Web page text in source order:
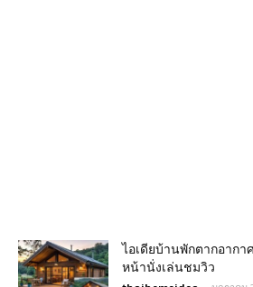
ไอเดียบ้านพักตากอากา
หน้านั่งเล่นชมวิว